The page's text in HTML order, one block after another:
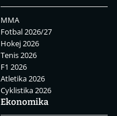
MMA
Fotbal 2026/27
Hokej 2026
Tenis 2026
F1 2026
Atletika 2026
Cyklistika 2026
Ekonomika